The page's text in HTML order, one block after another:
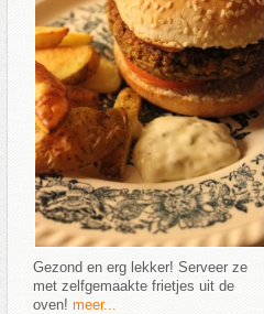
Gezond en erg lekker! Serveer ze
met zelfgemaakte frietjes uit de
oven! meer...